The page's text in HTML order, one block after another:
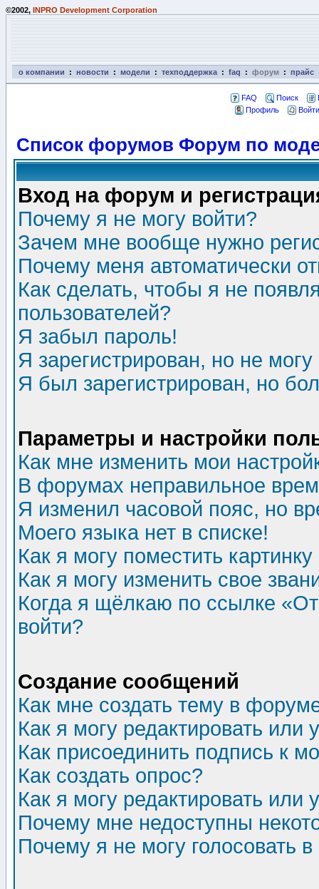
©2002, INPRO Development Corporation
о компании : новости : модели : техподдержка : faq : форум : прайс
FAQ Поиск
Профиль
Список форумов Форум по
Вход на форум и
Почему я не могу войти?
Зачем мне вообще нужно
Почему меня автоматически
Как сделать, чтобы я не
пользователей?
Я забыл пароль!
Я зарегистрирован, но не могу
Я был зарегистрирован, но
Параметры и настройки
Как мне изменить мои
В форумах неправильное
Я изменил часовой пояс, но
Моего языка нет в списке!
Как я могу поместить
Как я могу изменить свое
Когда я щёлкаю по ссылке
войти?
Создание сообщений
Как мне создать тему в
Как я могу редактировать или
Как присоединить подпись к
Как создать опрос?
Как я могу редактировать или
Почему мне недоступны
Почему я не могу голосовать